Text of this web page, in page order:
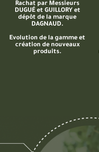
Rachat par Messieurs
DUGUÉ et GUILLORY et
dépôt de la marque
DAGNAUD.
Evolution de la gamme et
création de nouveaux
produits.